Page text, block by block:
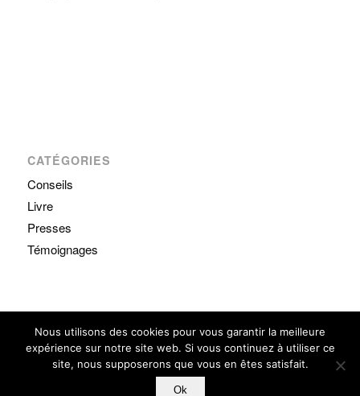
CATÉGORIES
Conseils
Livre
Presses
Témoignages
© Copyright - L'essentiel de l'aquabiking -CGV-Mentions légales-Enfold
Theme by Kriesi
Nous utilisons des cookies pour vous garantir la meilleure
expérience sur notre site web. Si vous continuez à utiliser ce
site, nous supposerons que vous en êtes satisfait.
Ok